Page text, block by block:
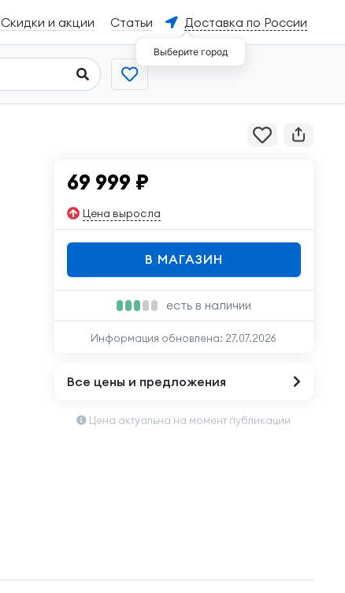
Скидки и акции Статьи Доставка по России
Выберите город
69 999 ₽
Цена выросла
В МАГАЗИН
есть в наличии
Информация обновлена: 27.07.2026
Все цены и предложения
Цена актуальна на момент публикации